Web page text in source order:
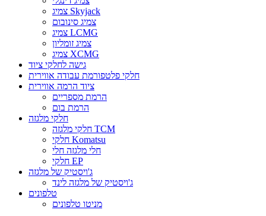
צמיג Skyjack
צמיג סינובום
צמיג LCMG
צמיג זומליון
צמיג XCMG
גישה לחלקי ציוד
חלקי פלטפורמת עבודה אווירית
ציוד הרמה אווירית
הרמת מספריים
הרמת בום
חלקי מלגזה
חלקי מלגזה TCM
חלקי Komatsu
חלי מלגזה חלי
חלקי EP
ג'ויסטיק של מלגזה
ג'ויסטיק של מלגזה לינד
טלפונים
מניטו טלפונים